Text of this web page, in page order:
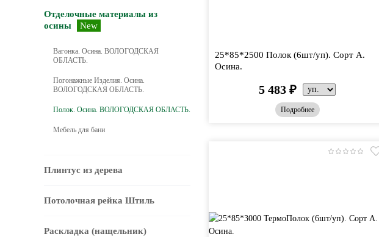
Отделочные материалы из
осины
New
Вагонка. Осина. ВОЛОГОДСКАЯ
ОБЛАСТЬ.
Погонажные Изделия. Осина.
ВОЛОГОДСКАЯ ОБЛАСТЬ.
Полок. Осина. ВОЛОГОДСКАЯ ОБЛАСТЬ.
Мебель для бани
Плинтус из дерева
Потолочная рейка Штиль
Раскладка (нащельник)
25*85*2500 Полок (6шт/уп). Сорт А.
Осина.
5 483 ₽
Подробнее